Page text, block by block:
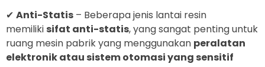
✔ Anti-Statis – Beberapa jenis lantai resin
memiliki sifat anti-statis, yang sangat penting untuk
ruang mesin pabrik yang menggunakan peralatan
elektronik atau sistem otomasi yang sensitif